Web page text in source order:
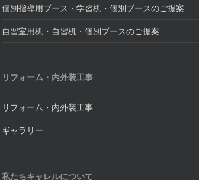
個別指導用ブース・学習机・個別ブースのご提案
自習室用机・自習机・個別ブースのご提案
リフォーム・内外装工事
リフォーム・内外装工事
ギャラリー
私たちキャレルについて